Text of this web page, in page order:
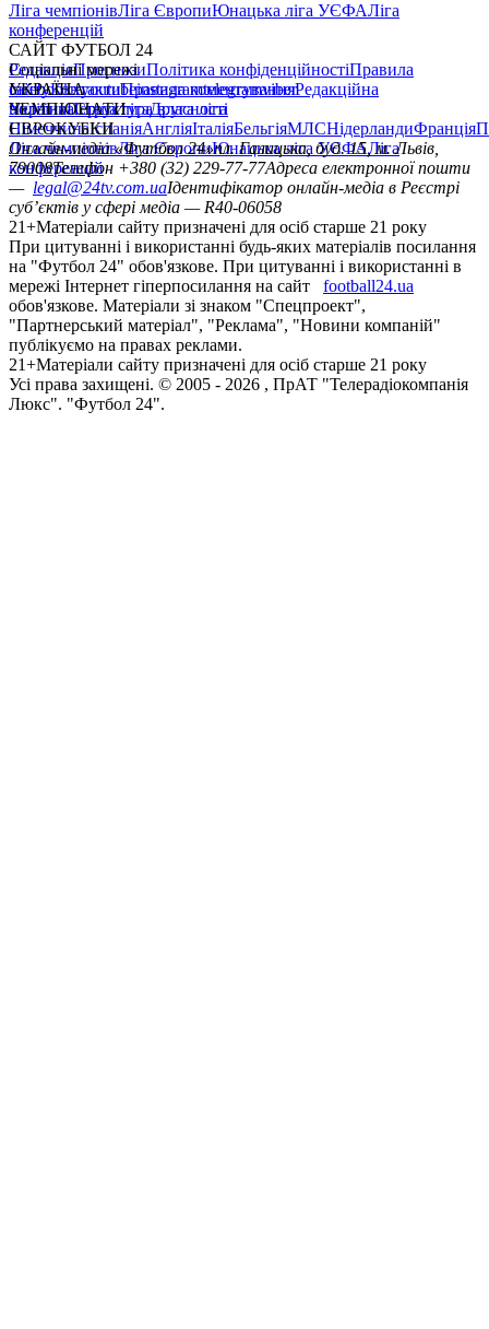
Ліга чемпіонівЛіга ЄвропиЮнацька ліга УЄФАЛіга
конференцій
САЙТ ФУТБОЛ 24
РедакціяПрогнозиПолітика конфіденційностіПравила
сайтуКонтактиПравила коментуванняРедакційна
політикаСтруктура власності
Соціальні мережі
facebookxyoutubeinstagramtelegramviber
УКРАЇНА
УкраїнаПерша лігаДруга ліга
ЧЕМПІОНАТИ
НімеччинаІспаніяАнгліяІталіяБельгіяМЛСНідерландиФранція
ЄВРОКУБКИ
Ліга чемпіонівЛіга ЄвропиЮнацька ліга УЄФАЛіга
конференцій
Онлайн-медіа «Футбол 24»пл. Галицька, буд. 15, м. Львів,
79008Телефон +380 (32) 229-77-77Адреса електронної пошти
— legal@24tv.com.uaІдентифікатор онлайн-медіа в Реєстрі
суб’єктів у сфері медіа — R40-06058
21+Матеріали сайту призначені для осіб старше 21 року
При цитуванні і використанні будь-яких матеріалів посилання
на "Футбол 24" обов'язкове. При цитуванні і використанні в
мережі Інтернет гіперпосилання на сайт
football24.ua
обов'язкове. Матеріали зі знаком "Спецпроект",
"Партнерський матеріал", "Реклама", "Новини компаній"
публікуємо на правах реклами.
21+Матеріали сайту призначені для осіб старше 21 року
Усi права захищенi. © 2005 - 2026 , ПрАТ "Телерадіокомпанія
Люкс". "Футбол 24".